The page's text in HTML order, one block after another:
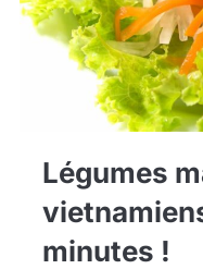
Légumes
minutes !